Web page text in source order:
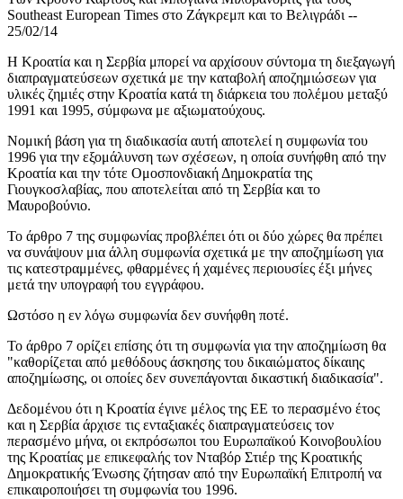
Southeast European Times στο Ζάγκρεμπ και το Βελιγράδι --
25/02/14
Η Κροατία και η Σερβία μπορεί να αρχίσουν σύντομα τη διεξαγωγή
διαπραγματεύσεων σχετικά με την καταβολή αποζημιώσεων για
υλικές ζημιές στην Κροατία κατά τη διάρκεια του πολέμου μεταξύ
1991 και 1995, σύμφωνα με αξιωματούχους.
Νομική βάση για τη διαδικασία αυτή αποτελεί η συμφωνία του
1996 για την εξομάλυνση των σχέσεων, η οποία συνήφθη από την
Κροατία και την τότε Ομοσπονδιακή Δημοκρατία της
Γιουγκοσλαβίας, που αποτελείται από τη Σερβία και το
Μαυροβούνιο.
Το άρθρο 7 της συμφωνίας προβλέπει ότι οι δύο χώρες θα πρέπει
να συνάψουν μια άλλη συμφωνία σχετικά με την αποζημίωση για
τις κατεστραμμένες, φθαρμένες ή χαμένες περιουσίες έξι μήνες
μετά την υπογραφή του εγγράφου.
Ωστόσο η εν λόγω συμφωνία δεν συνήφθη ποτέ.
Το άρθρο 7 ορίζει επίσης ότι τη συμφωνία για την αποζημίωση θα
"καθορίζεται από μεθόδους άσκησης του δικαιώματος δίκαιης
αποζημίωσης, οι οποίες δεν συνεπάγονται δικαστική διαδικασία".
Δεδομένου ότι η Κροατία έγινε μέλος της ΕΕ το περασμένο έτος
και η Σερβία άρχισε τις ενταξιακές διαπραγματεύσεις τον
περασμένο μήνα, οι εκπρόσωποι του Ευρωπαϊκού Κοινοβουλίου
της Κροατίας με επικεφαλής τον Νταβόρ Στιέρ της Κροατικής
Δημοκρατικής Ένωσης ζήτησαν από την Ευρωπαϊκή Επιτροπή να
επικαιροποιήσει τη συμφωνία του 1996.